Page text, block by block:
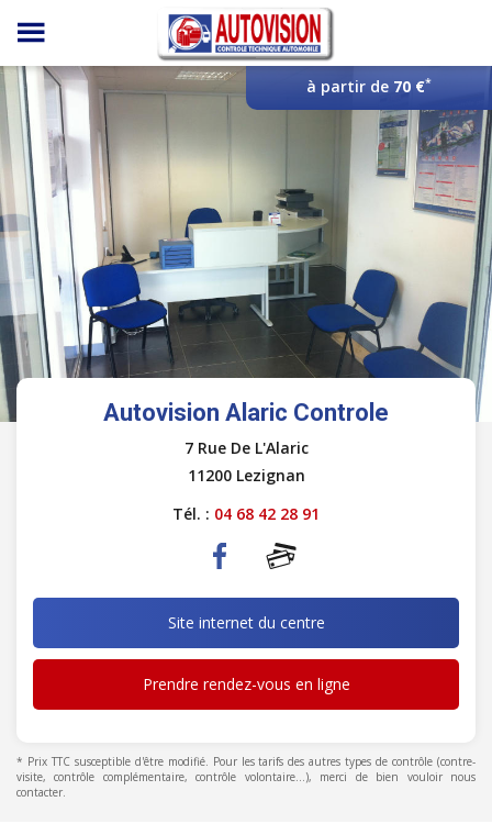
Panneau de gestion des cookies
à partir de 70 €*
Autovision Alaric Controle
7 Rue De L'Alaric
11200 Lezignan
Tél. : 04 68 42 28 91
Site internet du centre
Prendre rendez-vous en ligne
* Prix TTC susceptible d'être modifié. Pour les tarifs des autres types de contrôle (contre-
visite, contrôle complémentaire, contrôle volontaire...), merci de bien vouloir nous
contacter.